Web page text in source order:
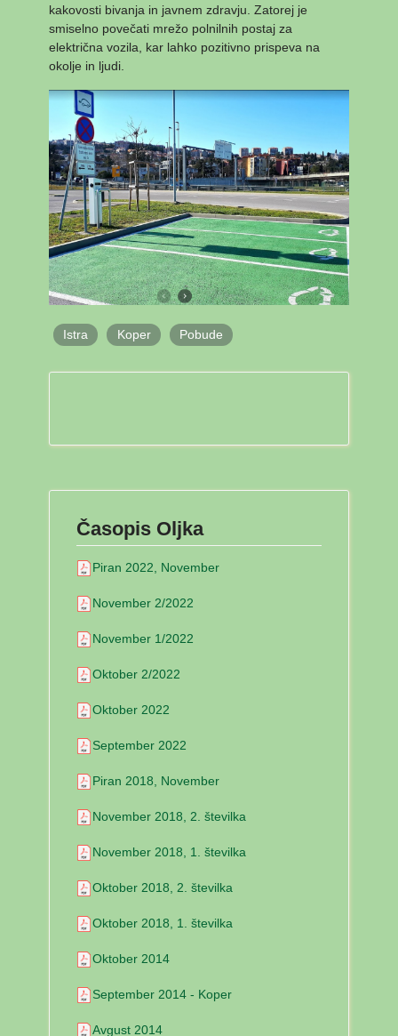
kakovosti bivanja in javnem zdravju. Zatorej je
smiselno povečati mrežo polnilnih postaj za
električna vozila, kar lahko pozitivno prispeva na
okolje in ljudi.
Istra Koper Pobude
Časopis Oljka
Piran 2022, November
November 2/2022
November 1/2022
Oktober 2/2022
Oktober 2022
September 2022
Piran 2018, November
November 2018, 2. številka
November 2018, 1. številka
Oktober 2018, 2. številka
Oktober 2018, 1. številka
Oktober 2014
September 2014 - Koper
Avgust 2014